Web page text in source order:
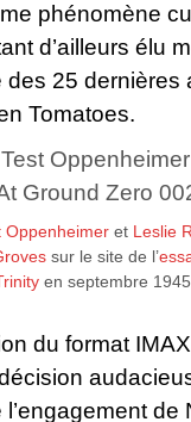
phénomène
d’ailleurs élu
des 25 dernières
Tomatoes.
Oppenheimeret Leslie
sur le site de l’
en septembre
du format
l’engagement de